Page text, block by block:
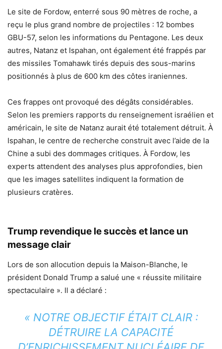
Le site de Fordow, enterré sous 90 mètres de roche, a
reçu le plus grand nombre de projectiles : 12 bombes
GBU-57, selon les informations du Pentagone. Les deux
autres, Natanz et Ispahan, ont également été frappés par
des missiles Tomahawk tirés depuis des sous-marins
positionnés à plus de 600 km des côtes iraniennes.
Ces frappes ont provoqué des dégâts considérables.
Selon les premiers rapports du renseignement israélien et
américain, le site de Natanz aurait été totalement détruit. À
Ispahan, le centre de recherche construit avec l’aide de la
Chine a subi des dommages critiques. À Fordow, les
experts attendent des analyses plus approfondies, bien
que les images satellites indiquent la formation de
plusieurs cratères.
Trump revendique le succès et lance un
message clair
Lors de son allocution depuis la Maison-Blanche, le
président Donald Trump a salué une « réussite militaire
spectaculaire ». Il a déclaré :
« NOTRE OBJECTIF ÉTAIT CLAIR :
DÉTRUIRE LA CAPACITÉ